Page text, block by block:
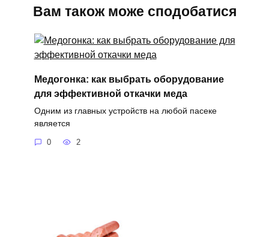
Вам також може сподобатися
Медогонка: как выбрать оборудование
для эффективной откачки меда
Одним из главных устройств на любой пасеке
является
0 2